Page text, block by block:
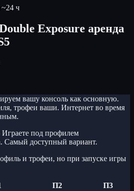
ч
Exposure аренда
вашу консоль как основную.
трофеи ваши. Интернет во время
под профилем
Самый доступный вариант.
и трофеи, но при запуске игры
П2 П3